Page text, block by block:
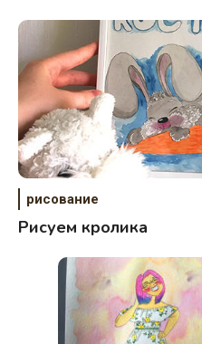
рисование
Рисуем кролика